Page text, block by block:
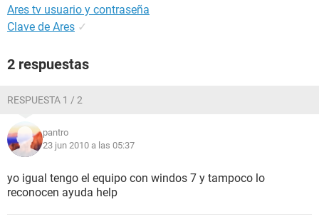
Ares tv usuario y contraseña
Clave de Ares ✓
2 respuestas
RESPUESTA 1 / 2
pantro
23 jun 2010 a las 05:37
yo igual tengo el equipo con windos 7 y tampoco lo
reconocen ayuda help